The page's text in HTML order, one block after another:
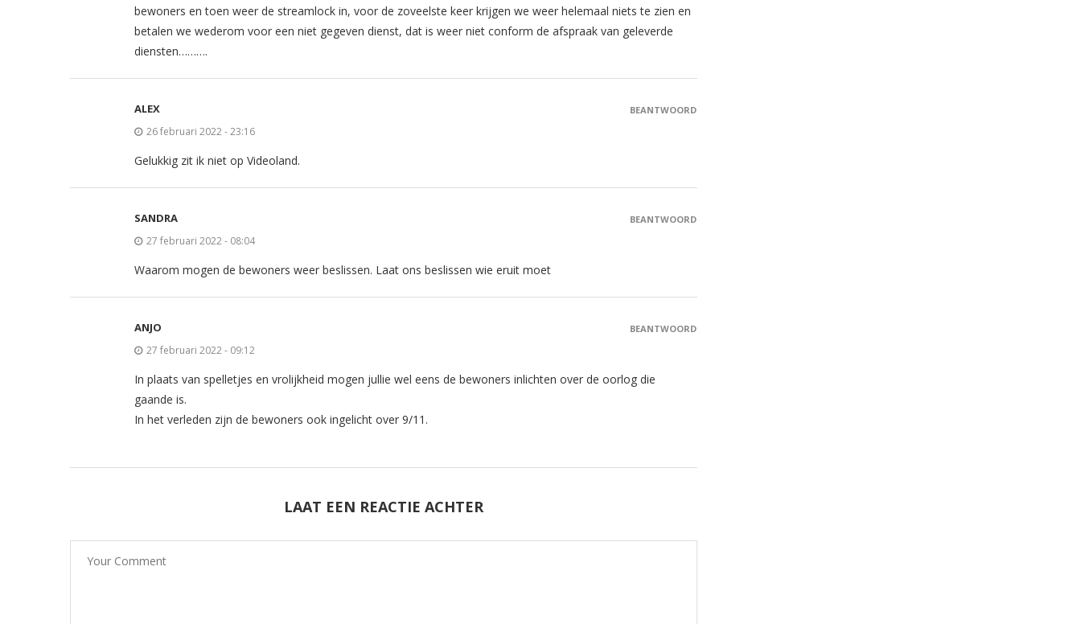
bewoners en toen weer de streamlock in, voor de zoveelste keer krijgen we weer helemaal niets te zien en
betalen we wederom voor een niet gegeven dienst, dat is weer niet conform de afspraak van geleverde
diensten……….
ALEX
26 februari 2022 - 23:16
Gelukkig zit ik niet op Videoland.
BEANTWOORD
SANDRA
27 februari 2022 - 08:04
Waarom mogen de bewoners weer beslissen. Laat ons beslissen wie eruit moet
BEANTWOORD
ANJO
27 februari 2022 - 09:12
In plaats van spelletjes en vrolijkheid mogen jullie wel eens de bewoners inlichten over de oorlog die
gaande is.
In het verleden zijn de bewoners ook ingelicht over 9/11.
BEANTWOORD
LAAT EEN REACTIE ACHTER